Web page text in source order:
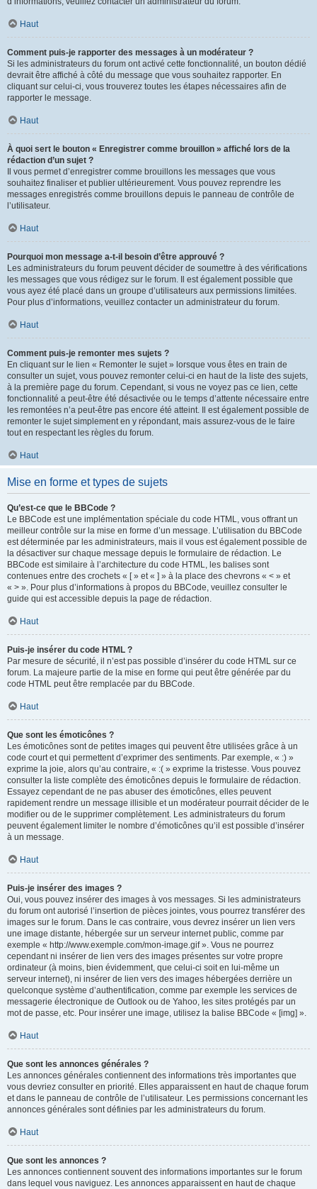
Haut
Comment puis-je rapporter des messages à un modérateur ?
Si les administrateurs du forum ont activé cette fonctionnalité, un bouton dédié
devrait être affiché à côté du message que vous souhaitez rapporter. En
cliquant sur celui-ci, vous trouverez toutes les étapes nécessaires afin de
rapporter le message.
Haut
À quoi sert le bouton « Enregistrer comme brouillon » affiché lors de la
rédaction d’un sujet ?
Il vous permet d’enregistrer comme brouillons les messages que vous
souhaitez finaliser et publier ultérieurement. Vous pouvez reprendre les
messages enregistrés comme brouillons depuis le panneau de contrôle de
l’utilisateur.
Haut
Pourquoi mon message a-t-il besoin d’être approuvé ?
Les administrateurs du forum peuvent décider de soumettre à des vérifications
les messages que vous rédigez sur le forum. Il est également possible que
vous ayez été placé dans un groupe d’utilisateurs aux permissions limitées.
Pour plus d’informations, veuillez contacter un administrateur du forum.
Haut
Comment puis-je remonter mes sujets ?
En cliquant sur le lien « Remonter le sujet » lorsque vous êtes en train de
consulter un sujet, vous pouvez remonter celui-ci en haut de la liste des sujets,
à la première page du forum. Cependant, si vous ne voyez pas ce lien, cette
fonctionnalité a peut-être été désactivée ou le temps d’attente nécessaire entre
les remontées n’a peut-être pas encore été atteint. Il est également possible de
remonter le sujet simplement en y répondant, mais assurez-vous de le faire
tout en respectant les règles du forum.
Haut
Mise en forme et types de sujets
Qu’est-ce que le BBCode ?
Le BBCode est une implémentation spéciale du code HTML, vous offrant un
meilleur contrôle sur la mise en forme d’un message. L’utilisation du BBCode
est déterminée par les administrateurs, mais il vous est également possible de
la désactiver sur chaque message depuis le formulaire de rédaction. Le
BBCode est similaire à l’architecture du code HTML, les balises sont
contenues entre des crochets « [ » et « ] » à la place des chevrons « < » et
« > ». Pour plus d’informations à propos du BBCode, veuillez consulter le
guide qui est accessible depuis la page de rédaction.
Haut
Puis-je insérer du code HTML ?
Par mesure de sécurité, il n’est pas possible d’insérer du code HTML sur ce
forum. La majeure partie de la mise en forme qui peut être générée par du
code HTML peut être remplacée par du BBCode.
Haut
Que sont les émoticônes ?
Les émoticônes sont de petites images qui peuvent être utilisées grâce à un
code court et qui permettent d’exprimer des sentiments. Par exemple, « :) »
exprime la joie, alors qu’au contraire, « :( » exprime la tristesse. Vous pouvez
consulter la liste complète des émoticônes depuis le formulaire de rédaction.
Essayez cependant de ne pas abuser des émoticônes, elles peuvent
rapidement rendre un message illisible et un modérateur pourrait décider de le
modifier ou de le supprimer complètement. Les administrateurs du forum
peuvent également limiter le nombre d’émoticônes qu’il est possible d’insérer
à un message.
Haut
Puis-je insérer des images ?
Oui, vous pouvez insérer des images à vos messages. Si les administrateurs
du forum ont autorisé l’insertion de pièces jointes, vous pourrez transférer des
images sur le forum. Dans le cas contraire, vous devrez insérer un lien vers
une image distante, hébergée sur un serveur internet public, comme par
exemple « http://www.exemple.com/mon-image.gif ». Vous ne pourrez
cependant ni insérer de lien vers des images présentes sur votre propre
ordinateur (à moins, bien évidemment, que celui-ci soit en lui-même un
serveur internet), ni insérer de lien vers des images hébergées derrière un
quelconque système d’authentification, comme par exemple les services de
messagerie électronique de Outlook ou de Yahoo, les sites protégés par un
mot de passe, etc. Pour insérer une image, utilisez la balise BBCode « [img] ».
Haut
Que sont les annonces générales ?
Les annonces générales contiennent des informations très importantes que
vous devriez consulter en priorité. Elles apparaissent en haut de chaque forum
et dans le panneau de contrôle de l’utilisateur. Les permissions concernant les
annonces générales sont définies par les administrateurs du forum.
Haut
Que sont les annonces ?
Les annonces contiennent souvent des informations importantes sur le forum
dans lequel vous naviguez. Les annonces apparaissent en haut de chaque